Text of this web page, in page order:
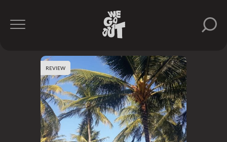
REVIEW